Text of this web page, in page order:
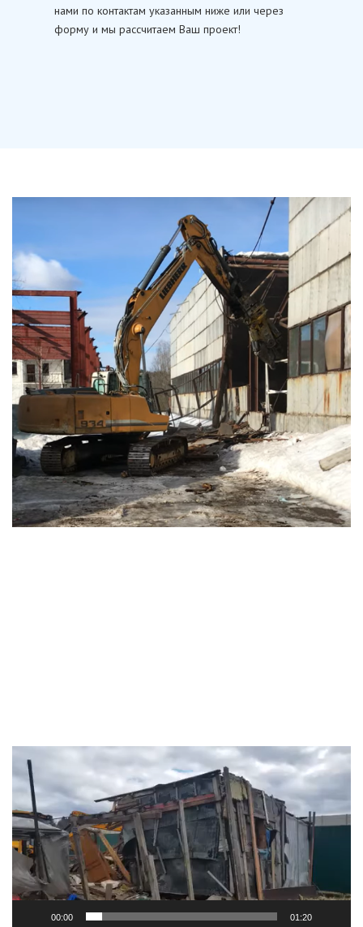
нами по контактам указанным ниже или через
форму и мы рассчитаем Ваш проект!
00:00 01:20